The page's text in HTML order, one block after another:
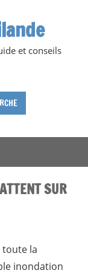
et conseils
SUR
toute la
inondation